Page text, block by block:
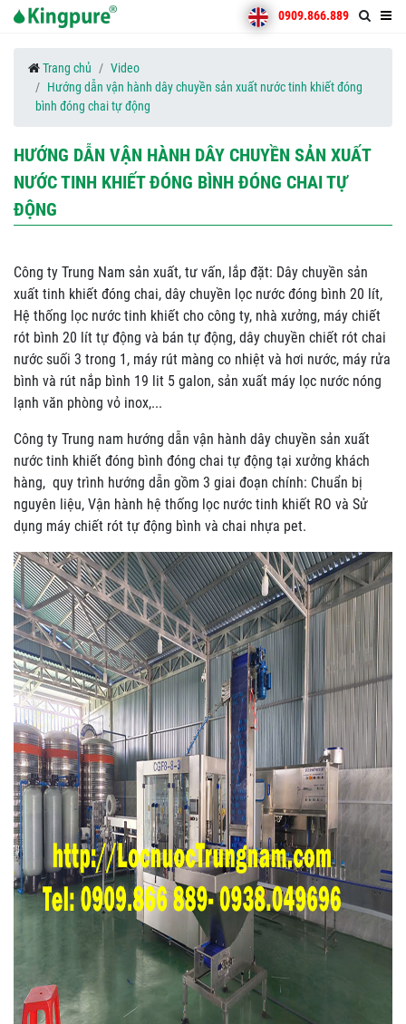
0909.866.889
Trang chủ
Video
Hướng dẫn vận hành dây chuyền sản xuất nước tinh khiết đóng
bình đóng chai tự động
HƯỚNG DẪN VẬN HÀNH DÂY CHUYỀN SẢN XUẤT
NƯỚC TINH KHIẾT ĐÓNG BÌNH ĐÓNG CHAI TỰ
ĐỘNG
Công ty Trung Nam sản xuất, tư vấn, lắp đặt: Dây chuyền sản
xuất tinh khiết đóng chai, dây chuyền lọc nước đóng bình 20 lít,
Hệ thống lọc nước tinh khiết cho công ty, nhà xưởng, máy chiết
rót bình 20 lít tự động và bán tự động, dây chuyền chiết rót chai
nước suối 3 trong 1, máy rút màng co nhiệt và hơi nước, máy rửa
bình và rút nắp bình 19 lit 5 galon, sản xuất máy lọc nước nóng
lạnh văn phòng vỏ inox,...
Công ty Trung nam hướng dẫn vận hành dây chuyền sản xuất
nước tinh khiết đóng bình đóng chai tự động tại xưởng khách
hàng, quy trình hướng dẫn gồm 3 giai đoạn chính: Chuẩn bị
nguyên liệu, Vận hành hệ thống lọc nước tinh khiết RO và Sử
dụng máy chiết rót tự động bình và chai nhựa pet.